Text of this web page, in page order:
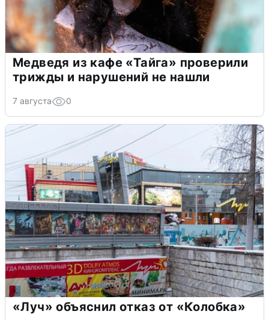
Медведя из кафе «Тайга» проверили
трижды и нарушений не нашли
7 августа 0
«Луч» объяснил отказ от «Колобка»